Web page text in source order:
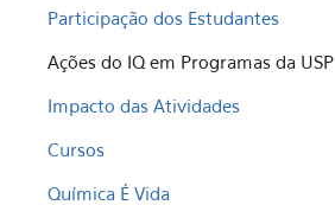
Participação dos Estudantes
Ações do IQ em Programas da USP
Impacto das Atividades
Cursos
Química É Vida